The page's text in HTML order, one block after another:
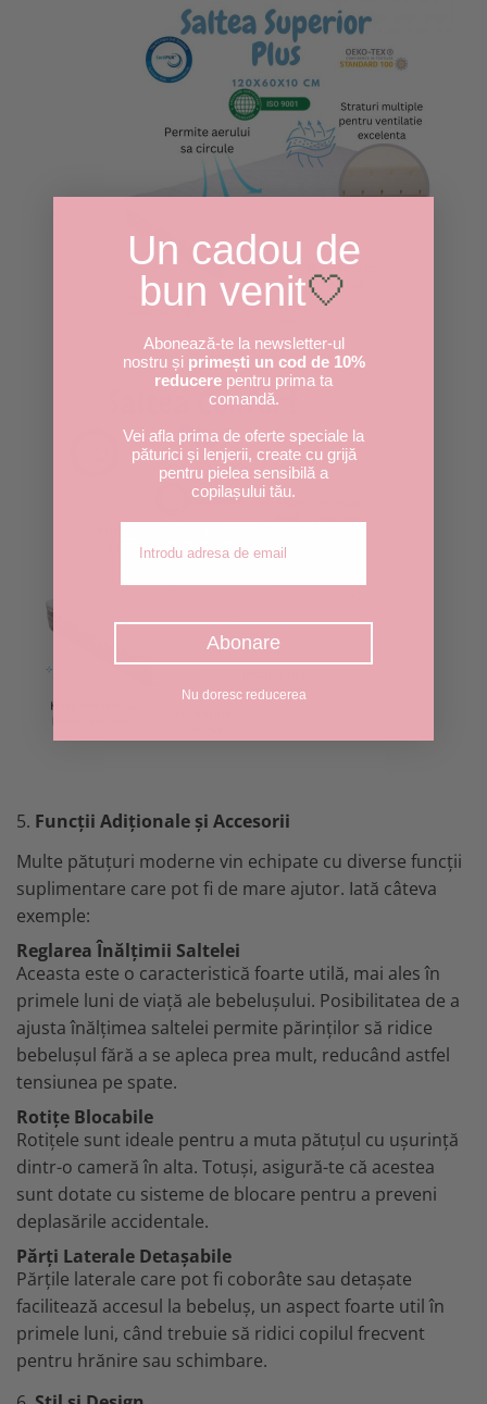
5. Funcții Adiționale și Accesorii
Multe pătuțuri moderne vin echipate cu diverse funcții
suplimentare care pot fi de mare ajutor. Iată câteva
exemple:
Reglarea Înălțimii Saltelei
Aceasta este o caracteristică foarte utilă, mai ales în
primele luni de viață ale bebelușului. Posibilitatea de a
ajusta înălțimea saltelei permite părinților să ridice
bebelușul fără a se apleca prea mult, reducând astfel
tensiunea pe spate.
Rotițe Blocabile
Rotițele sunt ideale pentru a muta pătuțul cu ușurință
dintr-o cameră în alta. Totuși, asigură-te că acestea
sunt dotate cu sisteme de blocare pentru a preveni
deplasările accidentale.
Părți Laterale Detașabile
Părțile laterale care pot fi coborâte sau detașate
facilitează accesul la bebeluș, un aspect foarte util în
primele luni, când trebuie să ridici copilul frecvent
pentru hrănire sau schimbare.
Un cadou de
bun venit🤍
Abonează-te la newsletter-ul
nostru și primești un cod de 10%
reducere pentru prima ta
comandă.
Vei afla prima de oferte speciale la
păturici și lenjerii, create cu grijă
pentru pielea sensibilă a
copilașului tău.
Abonare
Nu doresc reducerea